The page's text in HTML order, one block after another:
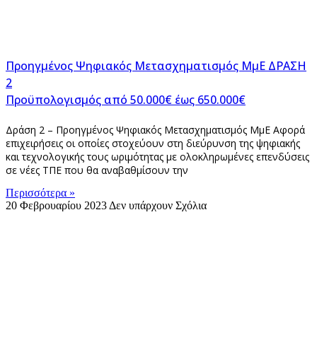
Προηγμένος Ψηφιακός Μετασχηματισμός ΜμΕ ΔΡΑΣΗ
2
Προϋπολογισμός από 50.000€ έως 650.000€
Δράση 2 – Προηγμένος Ψηφιακός Μετασχηματισμός ΜμΕ Αφορά
επιχειρήσεις οι οποίες στοχεύουν στη διεύρυνση της ψηφιακής
και τεχνολογικής τους ωριμότητας με ολοκληρωμένες επενδύσεις
σε νέες ΤΠΕ που θα αναβαθμίσουν την
Περισσότερα »
20 Φεβρουαρίου 2023 Δεν υπάρχουν Σχόλια